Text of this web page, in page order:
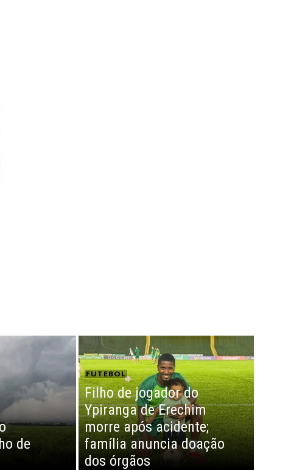
de
FUTEBOL
Filho de jogador do
Ypiranga de Erechim
morre após acidente;
família anuncia doação
dos órgãos